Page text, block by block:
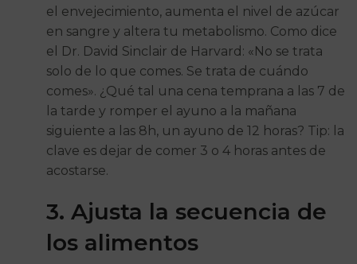
el envejecimiento, aumenta el nivel de azúcar
en sangre y altera tu metabolismo. Como dice
el Dr. David Sinclair de Harvard: «No se trata
solo de lo que comes. Se trata de cuándo
comes». ¿Qué tal una cena temprana a las 7 de
la tarde y romper el ayuno a la mañana
siguiente a las 8h, un ayuno de 12 horas? Tip: la
clave es dejar de comer 3 o 4 horas antes de
acostarse.
3. Ajusta la secuencia de
los alimentos